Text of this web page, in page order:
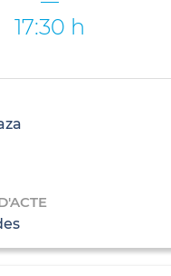
17:30 h